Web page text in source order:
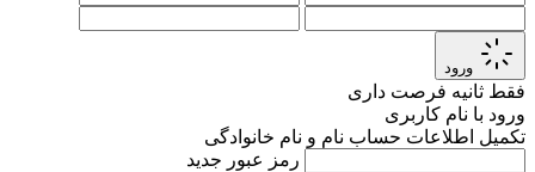
ورود
فقط ثانیه فرصت داری
ورود با نام کاربری
تکمیل اطلاعات حساب نام و نام خانوادگی
رمز عبور جدید